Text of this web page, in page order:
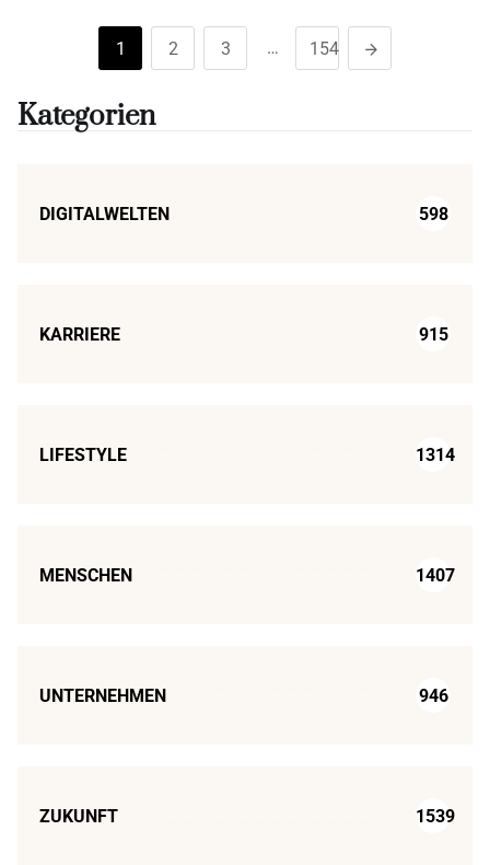
1 2 3 … 154
Kategorien
DIGITALWELTEN 598
KARRIERE 915
LIFESTYLE 1314
MENSCHEN 1407
UNTERNEHMEN 946
ZUKUNFT 1539